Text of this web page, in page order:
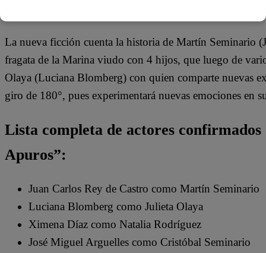
La nueva ficción cuenta la historia de Martín Seminario
fragata de la Marina viudo con 4 hijos, que luego de
Olaya (Luciana Blomberg) con quien comparte nuevas
giro de 180°, pues experimentará nuevas emociones en
Lista completa de actores
Apuros”:
Juan Carlos Rey de Castro como Martín Seminario
Luciana Blomberg como Julieta Olaya
Ximena Díaz como Natalia Rodríguez
José Miguel Arguelles como Cristóbal Seminario